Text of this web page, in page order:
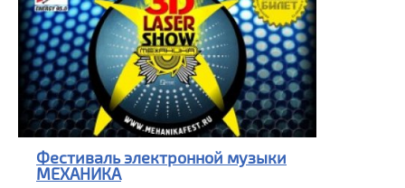
Фестиваль электронной музыки
МЕХАНИКА